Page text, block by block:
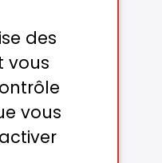
des
vous
vous